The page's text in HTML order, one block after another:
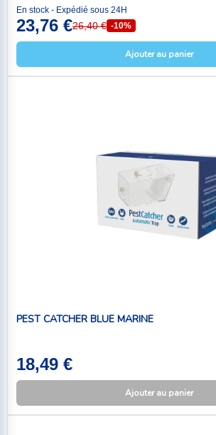
En stock - Expédié sous 24H
23,76 €26,40 € -10%
Ajouter au panier
PEST CATCHER BLUE MARINE
18,49 €
Ajouter au panier